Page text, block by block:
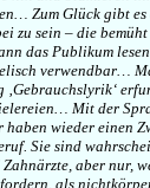
Zum Glück gibt es
zu sein – die
das Publikum
verwendbar…
‚Gebrauchslyrik‘
Mit der
wieder einen
Sie sind
aber nur,
als